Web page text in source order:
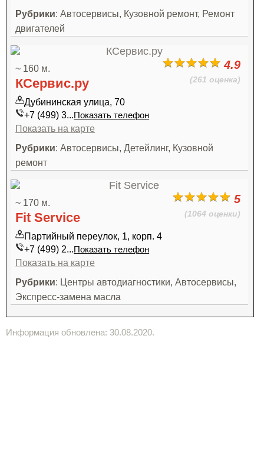
Рубрики: Автосервисы, Кузовной ремонт, Ремонт
двигателей
4.9
(261 оценка)
~ 160 м.
КСервис.ру
Дубининская улица, 70
+7 (499) 3...Показать телефон
Показать на карте
Рубрики: Автосервисы, Детейлинг, Кузовной
ремонт
5
(1064 оценки)
~ 170 м.
Fit Service
Партийный переулок, 1, корп. 4
+7 (499) 2...Показать телефон
Показать на карте
Рубрики: Центры автодиагностики, Автосервисы,
Экспресс-замена масла
Информация обновлена: 30.08.2020.